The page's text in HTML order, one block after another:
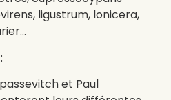
ligustrum, lonicera,
:
et Paul